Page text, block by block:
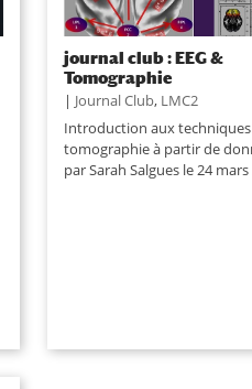
journal club : EEG &
Tomographie
| Journal Club, LMC2
Introduction aux
tomographie à partir de
par Sarah Salgues le 24 mars